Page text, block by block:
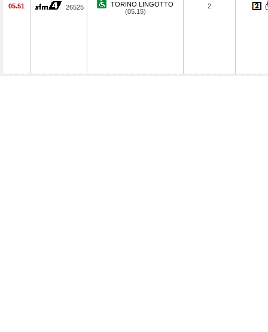
05.51 26525
TORINO LINGOTTO
(05.15)
2